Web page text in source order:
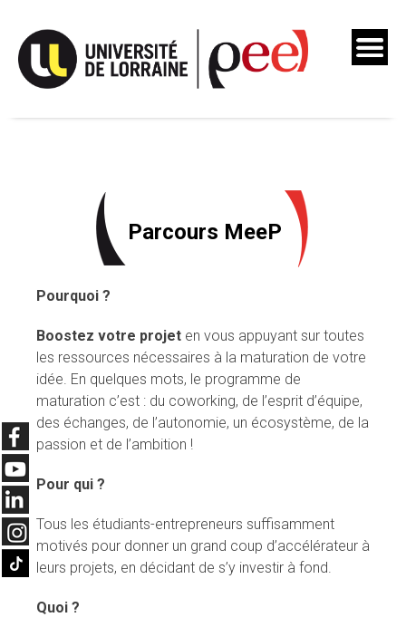
content
Parcours MeeP
Pourquoi ?
Boostez votre projet en vous appuyant sur toutes
les ressources nécessaires à la maturation de votre
idée. En quelques mots, le programme de
maturation c’est : du coworking, de l’esprit d’équipe,
des échanges, de l’autonomie, un écosystème, de la
passion et de l’ambition !
Pour qui ?
Tous les étudiants-entrepreneurs suffisamment
motivés pour donner un grand coup d’accélérateur à
leurs projets, en décidant de s’y investir à fond.
Quoi ?